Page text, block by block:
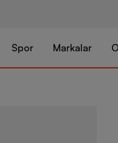
Spor Markalar
Nike Air